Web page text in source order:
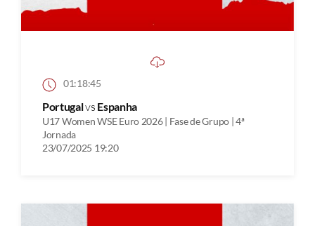
01:18:45
Portugalvs Espanha
U17 Women WSE Euro 2026 | Fase de Grupo | 4ª
Jornada
23/07/2025 19:20